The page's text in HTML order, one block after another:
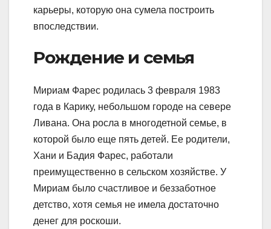
карьеры, которую она сумела построить
впоследствии.
Рождение и семья
Мириам Фарес родилась 3 февраля 1983
года в Карику, небольшом городе на севере
Ливана. Она росла в многодетной семье, в
которой было еще пять детей. Ее родители,
Хани и Бадия Фарес, работали
преимущественно в сельском хозяйстве. У
Мириам было счастливое и беззаботное
детство, хотя семья не имела достаточно
денег для роскоши.